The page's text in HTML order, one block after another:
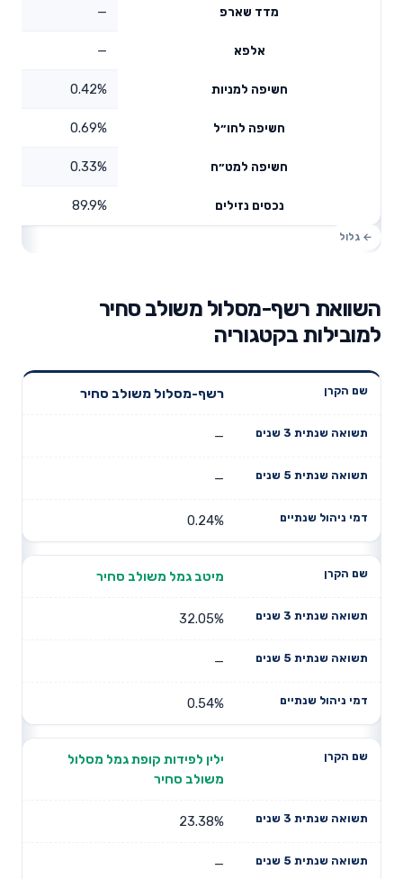
מדד שארפ —
אלפא —
חשיפה למניות 0.42%
חשיפה לחו״ל 0.69%
חשיפה למט״ח 0.33%
נכסים נזילים 89.9%
השוואת רשף-מסלול משולב סחיר
למובילות בקטגוריה
שנים
תשואה
רשף-מסלול משולב סחיר
—
—
0.24%
מיטב גמל משולב סחיר
32.05%
—
0.54%
ילין לפידות קופת גמל מסלול
משולב סחיר
23.38%
—